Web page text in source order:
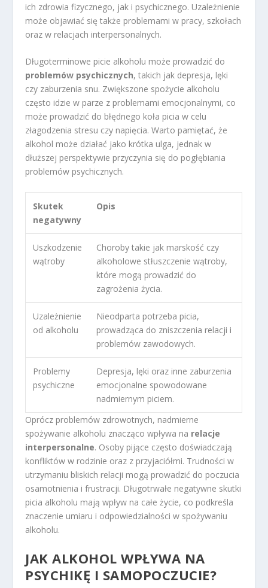
ich zdrowia fizycznego, jak i psychicznego. Uzależnienie
może objawiać się także problemami w pracy, szkołach
oraz w relacjach interpersonalnych.
Długoterminowe picie alkoholu może prowadzić do
problemów psychicznych, takich jak depresja, lęki
czy zaburzenia snu. Zwiększone spożycie alkoholu
często idzie w parze z problemami emocjonalnymi, co
może prowadzić do błędnego koła picia w celu
złagodzenia stresu czy napięcia. Warto pamiętać, że
alkohol może działać jako krótka ulga, jednak w
dłuższej perspektywie przyczynia się do pogłębiania
problemów psychicznych.
Skutek
negatywny
Opis
Uszkodzenie
wątroby
Choroby takie jak marskość czy
alkoholowe stłuszczenie wątroby,
które mogą prowadzić do
zagrożenia życia.
Uzależnienie
od alkoholu
Nieodparta potrzeba picia,
prowadząca do zniszczenia relacji i
problemów zawodowych.
Problemy
psychiczne
Depresja, lęki oraz inne zaburzenia
emocjonalne spowodowane
nadmiernym piciem.
Oprócz problemów zdrowotnych, nadmierne
spożywanie alkoholu znacząco wpływa na relacje
interpersonalne. Osoby pijące często doświadczają
konfliktów w rodzinie oraz z przyjaciółmi. Trudności w
utrzymaniu bliskich relacji mogą prowadzić do poczucia
osamotnienia i frustracji. Długotrwałe negatywne skutki
picia alkoholu mają wpływ na całe życie, co podkreśla
znaczenie umiaru i odpowiedzialności w spożywaniu
alkoholu.
JAK ALKOHOL WPŁYWA NA
PSYCHIKĘ I SAMOPOCZUCIE?